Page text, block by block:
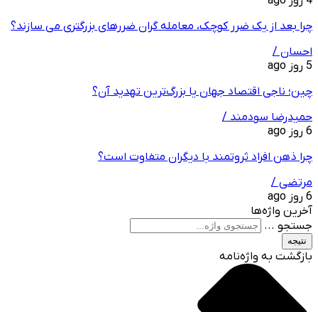
چرا بعد از یک ضرر کوچک، معامله‌ گران ضررهای بزرگتری می ‌سازند؟
احسان /
5 روز ago
چین؛ ناجی اقتصاد جهان یا بزرگ‌ترین تهدید آن؟
حمیدرضا سودمند /
6 روز ago
چرا ذهن افراد ثروتمند با دیگران متفاوت است؟
مرتضی /
6 روز ago
آخرین واژه‌ها
جستجو ...
نتیجه
بازگشت به واژه‌نامه